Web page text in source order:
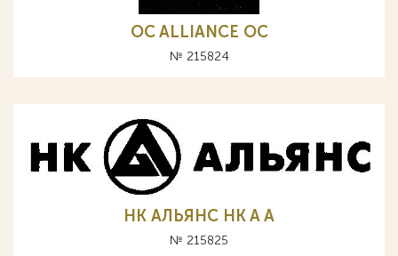
OC ALLIANCE ОС
№ 215824
НК АЛЬЯНС HK A А
№ 215825